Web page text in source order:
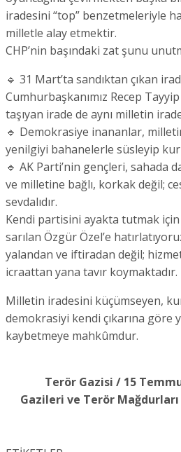
iradesini “top” benzetmeleriyle
milletle alay etmektir.
CHP’nin başındaki zat şunu
🔹 31 Mart’ta sandıktan çıkan
Cumhurbaşkanımız Recep
taşıyan irade de aynı milletin
🔹 Demokrasiye inananlar,
yenilgiyi bahanelerle süsleyip
🔹 AK Parti’nin gençleri, sahada
ve milletine bağlı, korkak değil;
sevdalıdır.
Kendi partisini ayakta tutmak
sarılan Özgür Özel’e
yalandan ve iftiradan değil;
icraattan yana tavır koymaktadır.
Milletin iradesini küçümseyen,
demokrasiyi kendi çıkarına
kaybetmeye mahkûmdur.
Terör Gazisi / 15
Gazileri ve Terör Mağdurları